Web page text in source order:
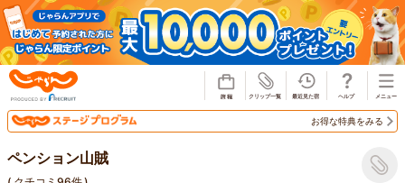
お得な特典をみる
ペンション山賊